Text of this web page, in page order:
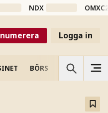
NDX
Logga in
BÖRS VETENSKAP